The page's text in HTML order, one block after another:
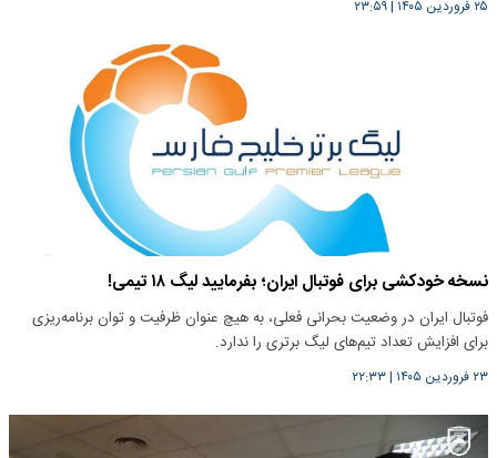
۲۵ فروردین ۱۴۰۵ |۲۳:۵۹
نسخه خودکشی برای فوتبال ایران؛ بفرمایید لیگ ۱۸ تیمی!
فوتبال ایران در وضعیت بحرانی فعلی، به هیچ عنوان ظرفیت و توان برنامه‌ریزی
برای افزایش تعداد تیم‌های لیگ برتری را ندارد.
۲۳ فروردین ۱۴۰۵ |۲۲:۳۳